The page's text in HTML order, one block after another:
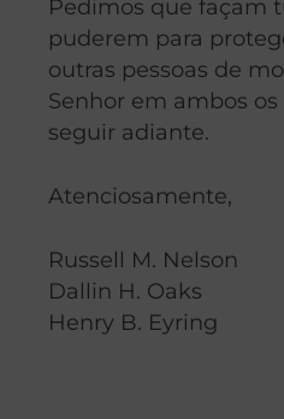
Pedimos que façam
puderem para
outras pessoas de
Senhor em ambos
seguir adiante.
Atenciosamente,
Russell M. Nelson
Dallin H. Oaks
Henry B. Eyring